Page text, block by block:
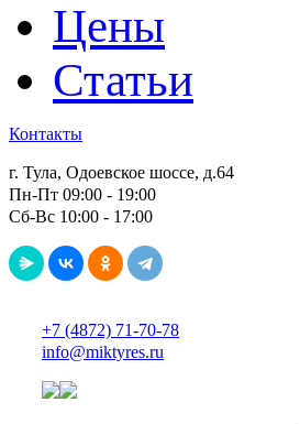
Цены
Статьи
Контакты
г. Тула, Одоевское шоссе, д.64
Пн-Пт 09:00 - 19:00
Сб-Вс 10:00 - 17:00
+7 (4872) 71-70-78
info@miktyres.ru